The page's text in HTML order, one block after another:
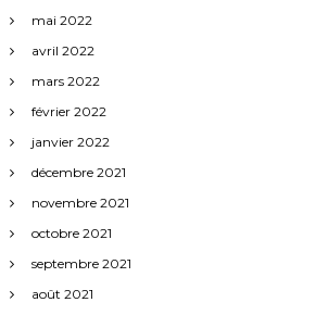
mai 2022
avril 2022
mars 2022
février 2022
janvier 2022
décembre 2021
novembre 2021
octobre 2021
septembre 2021
août 2021